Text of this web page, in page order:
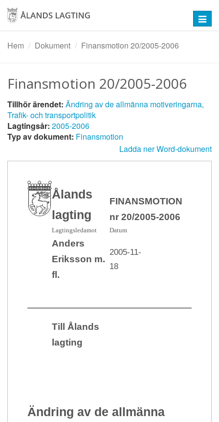
Hoppa
huvudinnehåll
Hem
Dokument Finansmotion 20/2005-2006
Finansmotion 20/2005-2006
Tillhör ärendet: Ändring av de allmänna motiveringarna,
Trafik- och transportpolitik
Lagtingsår: 2005-2006
Typ av dokument: Finansmotion
Ladda ner Word-dokument
Ålands
lagting
FINANSMOTION
nr 20/2005-2006
Lagtingsledamot Datum
Anders
Eriksson m.
fl.
2005-11-
18
Till Ålands
lagting
Ändring av de allmänna